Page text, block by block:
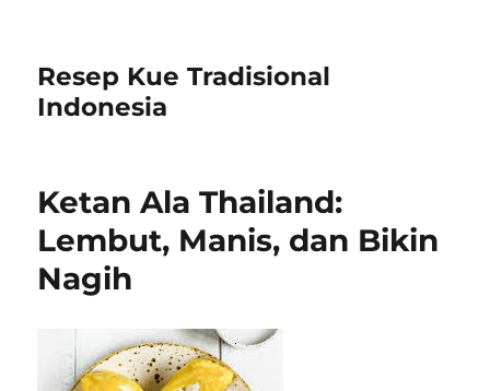
Resep Kue Tradisional
Indonesia
Ketan Ala Thailand:
Lembut, Manis, dan Bikin
Nagih